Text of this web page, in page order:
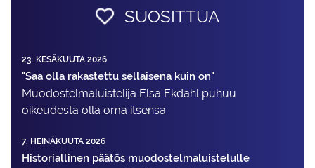
SUOSITTUA
23. KESÄKUUTA 2026
"Saa olla rakastettu sellaisena kuin on"
Muodostelma­luistelija Elsa Ekdahl puhuu
oikeudesta olla oma itsensä
7. HEINÄKUUTA 2026
Historiallinen päätös muodostelmaluistelulle